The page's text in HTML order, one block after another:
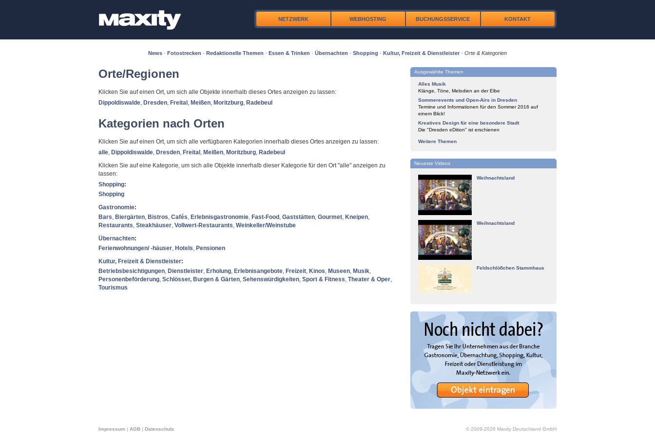
NETZWERK WEBHOSTING BUCHUNGSSERVICE KONTAKT
News · Fotostrecken · Redaktionelle Themen · Essen & Trinken · Übernachten · Shopping · Kultur, Freizeit & Dienstleister · Orte & Kategorien
Orte/Regionen
Klicken Sie auf einen Ort, um sich alle Objekte innerhalb dieses Ortes anzeigen zu lassen:
Dippoldiswalde, Dresden, Freital , Meißen, Moritzburg, Radebeul
Kategorien nach Orten
Klicken Sie auf einen Ort, um sich alle verfügbaren Kategorien innerhalb dieses Ortes anzeigen zu lassen:
alle, Dippoldiswalde, Dresden, Freital , Meißen, Moritzburg, Radebeul
Klicken Sie auf eine Kategorie, um sich alle Objekte innerhalb dieser Kategorie für den Ort "alle" anzeigen zu
lassen:
Shopping:
Shopping
Gastronomie:
Bars, Biergärten, Bistros, Cafés, Erlebnisgastronomie, Fast-Food , Gaststätten, Gourmet, Kneipen,
Restaurants, Steakhäuser, Vollwert-Restaurants, Weinkeller/Weinstube
Übernachten:
Ferienwohnungen/ -häuser, Hotels, Pensionen
Kultur, Freizeit & Dienstleister:
Betriebsbesichtigungen, Dienstleister, Erholung, Erlebnisangebote, Freizeit, Kinos, Museen, Musik,
Personenbeförderung, Schlösser, Burgen & Gärten, Sehenswürdigkeiten, Sport & Fitness, Theater & Oper,
Tourismus
Ausgewählte Themen
Alles Musik
Klänge, Töne, Melodien an der Elbe
Sommerevents und Open-Airs in Dresden
Termine und Informationen für den Sommer 2016 auf
einem Blick!
Kreatives Design für eine besondere Stadt
Die "Dresden eDition" ist erschienen
Weitere Themen
Neueste Videos
Weihnachtsland
Weihnachtsland
Feldschlößchen Stammhaus
Impressum AGB Datenschutz © 2009-2026 Maxity Deutschland GmbH